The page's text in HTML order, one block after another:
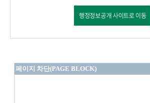
행정정보공개 사이트로 이동